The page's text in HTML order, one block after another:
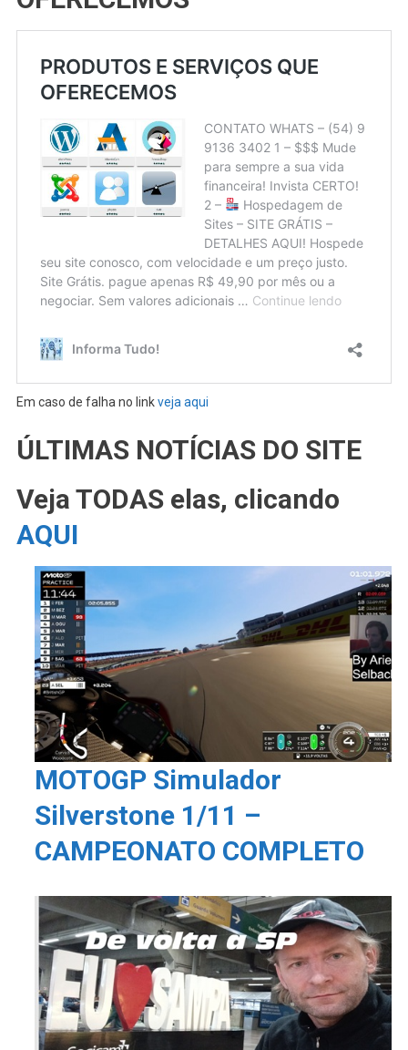
Em caso de falha no linkveja aqui
ÚLTIMAS NOTÍCIAS DO SITE
Veja TODAS elas, clicando
AQUI
MOTOGP Simulador
Silverstone 1/11 –
CAMPEONATO COMPLETO